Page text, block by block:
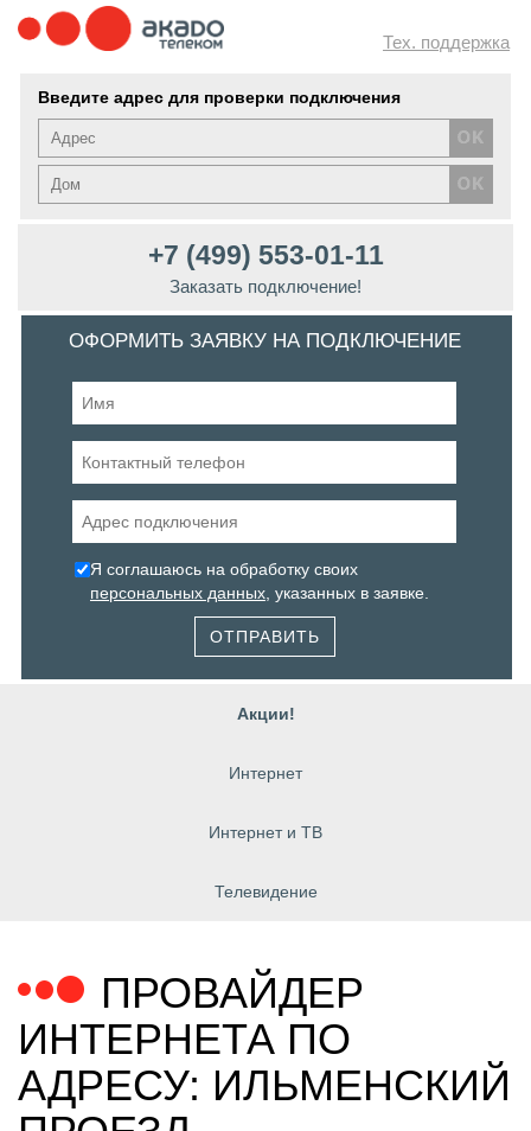
Тех. поддержка
Введите адрес для проверки подключения
+7 (499) 553-01-11
Заказать подключение!
ОФОРМИТЬ ЗАЯВКУ НА ПОДКЛЮЧЕНИЕ
Я соглашаюсь на обработку своих
персональных данных , указанных в заявке.
ОТПРАВИТЬ
Акции!
Интернет
Интернет и ТВ
Телевидение
ПРОВАЙДЕР
ИНТЕРНЕТА ПО
АДРЕСУ: ИЛЬМЕНСКИЙ